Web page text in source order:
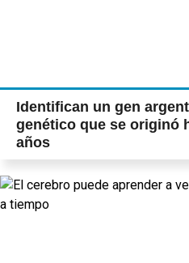
Identifican un gen
genético que se originó
años